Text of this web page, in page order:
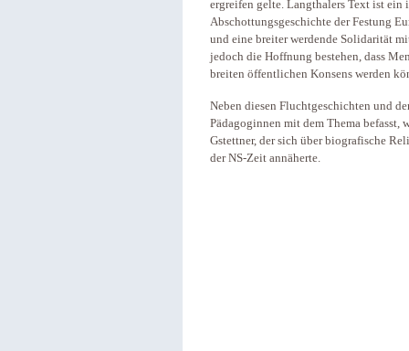
ergreifen gelte. Langthalers Text ist
Abschottungsgeschichte der Festung
und eine breiter werdende Solidarität
jedoch die Hoffnung bestehen, dass
breiten öffentlichen Konsens werden
Neben diesen Fluchtgeschichten und
Pädagoginnen mit dem Thema befasst,
Gstettner, der sich über biografische
der NS-Zeit annäherte.